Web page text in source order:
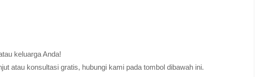
keluarga Anda!
atau konsultasi gratis, hubungi kami pada tombol dibawah ini.